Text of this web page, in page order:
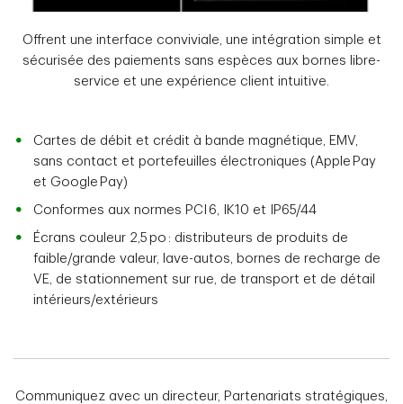
Offrent une interface conviviale, une intégration simple et
sécurisée des paiements sans espèces aux bornes libre-
service et une expérience client intuitive.
Cartes de débit et crédit à bande magnétique, EMV,
sans contact et portefeuilles électroniques (Apple Pay
et Google Pay)
Conformes aux normes PCI 6, IK10 et IP65/44
Écrans couleur 2,5 po : distributeurs de produits de
faible/grande valeur, lave-autos, bornes de recharge de
VE, de stationnement sur rue, de transport et de détail
intérieurs/extérieurs
Communiquez avec un directeur, Partenariats stratégiques,